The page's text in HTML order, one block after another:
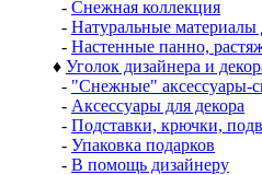
- Снежная коллекция
- Натуральные материалы
- Настенные панно,
♦ Уголок дизайнера и
- "Снежные" аксессуары-
- Аксессуары для декора
- Подставки, крючки,
- Упаковка подарков
- В помощь дизайнеру